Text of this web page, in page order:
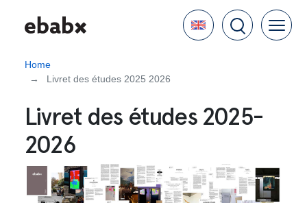
Language
Home
Livret des études 2025 2026
Livret des études 2025-
2026